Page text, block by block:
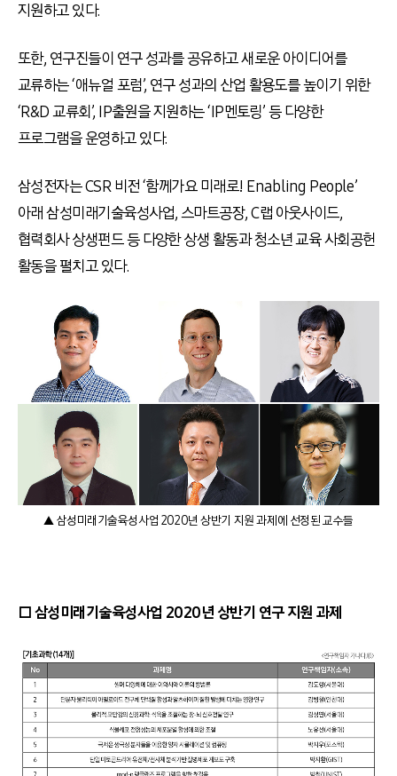
지원하고 있다.
또한, 연구진들이 연구 성과를 공유하고 새로운 아이디어를
교류하는 ‘애뉴얼 포럼’, 연구 성과의 산업 활용도를 높이기 위한
‘R&D 교류회’, IP출원을 지원하는 ‘IP멘토링’ 등 다양한
프로그램을 운영하고 있다.
삼성전자는 CSR 비전 ‘함께가요 미래로! Enabling People’
아래 삼성미래기술육성사업, 스마트공장, C랩 아웃사이드,
협력회사 상생펀드 등 다양한 상생 활동과 청소년 교육 사회공헌
활동을 펼치고 있다.
▲ 삼성미래기술육성사업 2020년 상반기 지원 과제에 선정된 교수들
□ 삼성미래기술육성사업 2020년 상반기 연구 지원 과제